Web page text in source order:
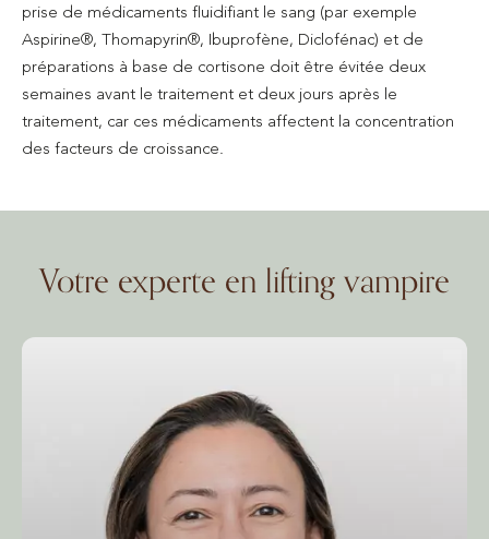
prise de médicaments fluidifiant le sang (par exemple
Aspirine®, Thomapyrin®, Ibuprofène, Diclofénac) et de
préparations à base de cortisone doit être évitée deux
semaines avant le traitement et deux jours après le
traitement, car ces médicaments affectent la concentration
des facteurs de croissance.
Votre experte en lifting vampire